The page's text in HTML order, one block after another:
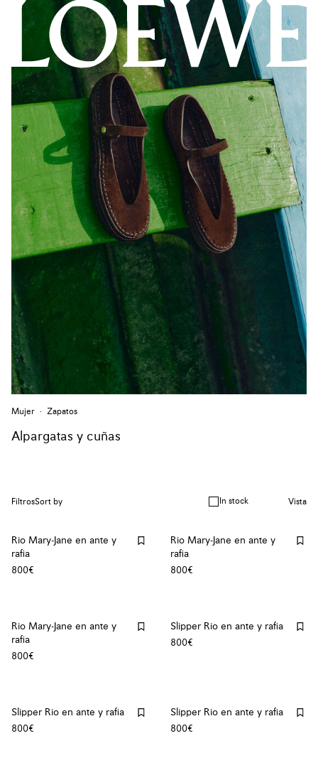
Mujer Zapatos
Alpargatas y cuñas
FiltrosSort by In stock Vista
Rio Mary-Jane en ante y
rafia
800€
Rio Mary-Jane en ante y
rafia
800€
Rio Mary-Jane en ante y
rafia
800€
Slipper Rio en ante y rafia
800€
Slipper Rio en ante y rafia
800€
Slipper Rio en ante y rafia
800€